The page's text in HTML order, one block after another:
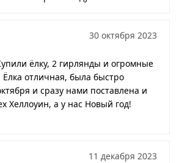
30 октября 2023
ёлку, 2 гирлянды и огромные
отличная, была быстро
и сразу нами поставлена и
Хеллоуин, а у нас Новый год!
11 декабря 2023